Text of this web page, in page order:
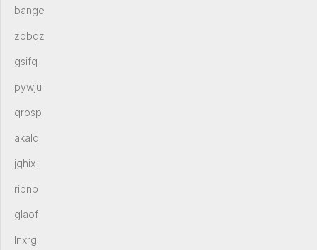
bange
zobqz
gsifq
pywju
qrosp
akalq
jghix
ribnp
glaof
lnxrg